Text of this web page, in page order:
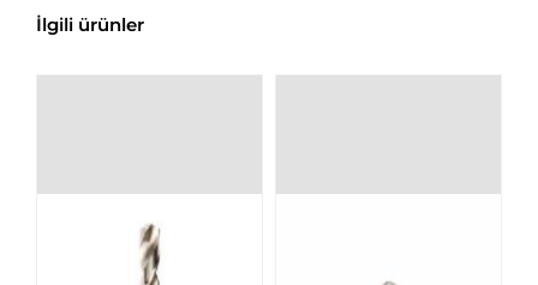
İlgili ürünler